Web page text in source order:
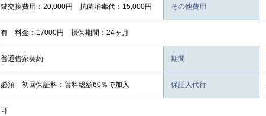
鍵交換費用：20,000円 抗菌消毒代：15,000円 その他費用
有 料金：17000円 損保期間：24ヶ月
普通借家契約 期間
必須 初回保証料：賃料総額60％で加入 保証人代行
可